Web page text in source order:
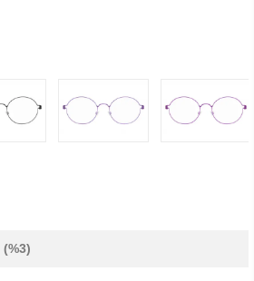
(%3)